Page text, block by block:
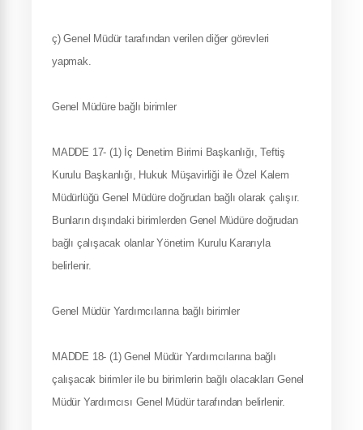
ç) Genel Müdür tarafından verilen diğer görevleri
yapmak.
Genel Müdüre bağlı birimler
MADDE 17- (1) İç Denetim Birimi Başkanlığı, Teftiş
Kurulu Başkanlığı, Hukuk Müşavirliği ile Özel Kalem
Müdürlüğü Genel Müdüre doğrudan bağlı olarak çalışır.
Bunların dışındaki birimlerden Genel Müdüre doğrudan
bağlı çalışacak olanlar Yönetim Kurulu Kararıyla
belirlenir.
Genel Müdür Yardımcılarına bağlı birimler
MADDE 18- (1) Genel Müdür Yardımcılarına bağlı
çalışacak birimler ile bu birimlerin bağlı olacakları Genel
Müdür Yardımcısı Genel Müdür tarafından belirlenir.